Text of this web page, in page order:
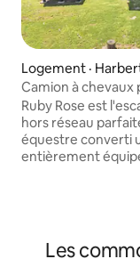
Logement ·
Camion à chevaux
sauna
Ruby Rose est
hors réseau
équestre converti
entièrement
cuisinière à gaz,
Les